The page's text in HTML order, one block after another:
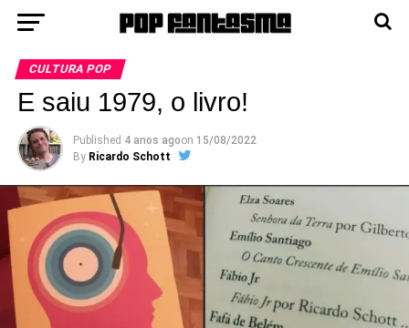
CULTURA POP
E saiu 1979, o livro!
Published 4 anos agoon 15/08/2022
By Ricardo Schott